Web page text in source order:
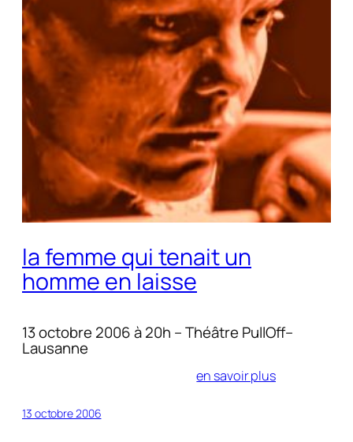
la femme qui tenait un
homme en laisse
13 octobre 2006 à 20h – Théâtre PullOff–
Lausanne
en savoir plus
13 octobre 2006